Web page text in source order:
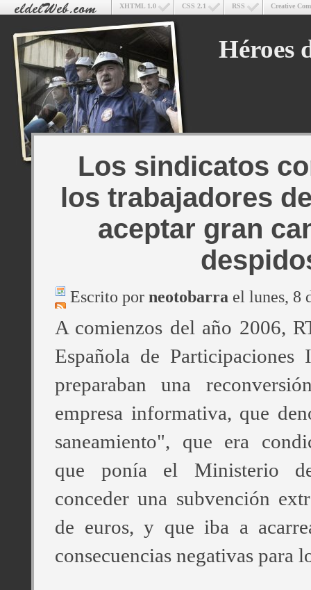
Creative
RSS
CSS 2.1
XHTML 1.0
Héroes
Los sindicatos
los trabajadores
aceptar gran
Escrito por neotobarra el lunes, 8
A comienzos del año 2006,
Española de Participaciones
preparaban una
empresa informativa, que
saneamiento", que era
que ponía el Ministerio
conceder una subvención
de euros, y que iba a
consecuencias negativas para